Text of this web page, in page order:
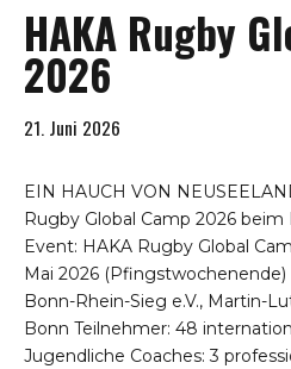
HAKA Rugby
2026
21. Juni 2026
EIN HAUCH VON
Rugby Global Camp 2026 beim
Event: HAKA Rugby Global
Mai 2026
Bonn-Rhein-Sieg e.V., Martin-
Bonn Teilnehmer: 48
Jugendliche Coaches: 3